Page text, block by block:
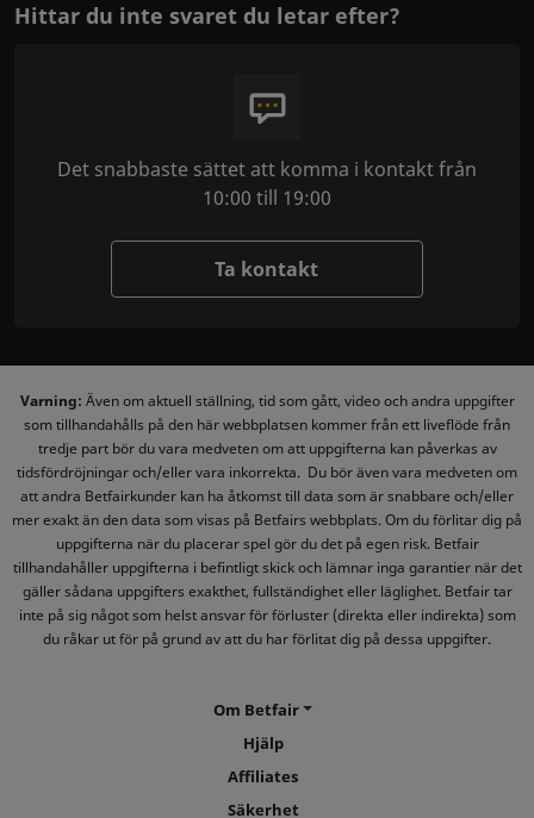
Hittar du inte svaret du letar efter?
Det snabbaste sättet att komma i kontakt från
10:00 till 19:00
Ta kontakt
Varning: Även om aktuell ställning, tid som gått, video och andra uppgifter
som tillhandahålls på den här webbplatsen kommer från ett liveflöde från
tredje part bör du vara medveten om att uppgifterna kan påverkas av
tidsfördröjningar och/eller vara inkorrekta. Du bör även vara medveten om
att andra Betfairkunder kan ha åtkomst till data som är snabbare och/eller
mer exakt än den data som visas på Betfairs webbplats. Om du förlitar dig på
uppgifterna när du placerar spel gör du det på egen risk. Betfair
tillhandahåller uppgifterna i befintligt skick och lämnar inga garantier när det
gäller sådana uppgifters exakthet, fullständighet eller läglighet. Betfair tar
inte på sig något som helst ansvar för förluster (direkta eller indirekta) som
du råkar ut för på grund av att du har förlitat dig på dessa uppgifter.
Om Betfair
Hjälp
Affiliates
Säkerhet